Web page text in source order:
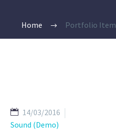
Home Portfolio Item
14/03/2016
Sound (Demo)